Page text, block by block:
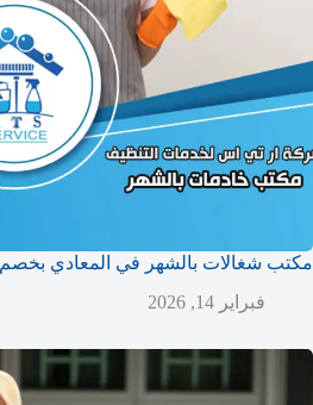
مكتب شغالات بالشهر في المعادي بخصم 20%
فبراير 14, 2026